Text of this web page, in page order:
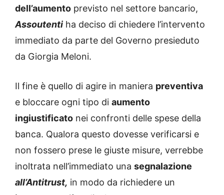
dell’aumento previsto nel settore bancario,
Assoutenti ha deciso di chiedere l’intervento
immediato da parte del Governo presieduto
da Giorgia Meloni.
Il fine è quello di agire in maniera preventiva
e bloccare ogni tipo di aumento
ingiustificato nei confronti delle spese della
banca. Qualora questo dovesse verificarsi e
non fossero prese le giuste misure, verrebbe
inoltrata nell’immediato una segnalazione
all’Antitrust, in modo da richiedere un